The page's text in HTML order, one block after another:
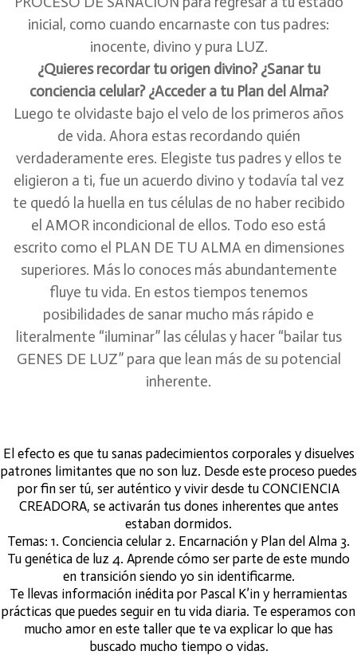
inicial, como cuando encarnaste con tus padres:
inocente, divino y pura LUZ.
¿Quieres recordar tu origen divino? ¿Sanar tu
conciencia celular? ¿Acceder a tu Plan del Alma?
Luego te olvidaste bajo el velo de los primeros años
de vida. Ahora estas recordando quién
verdaderamente eres. Elegiste tus padres y ellos te
eligieron a ti, fue un acuerdo divino y todavía tal vez
te quedó la huella en tus células de no haber recibido
el AMOR incondicional de ellos. Todo eso está
escrito como el PLAN DE TU ALMA en dimensiones
superiores. Más lo conoces más abundantemente
fluye tu vida. En estos tiempos tenemos
posibilidades de sanar mucho más rápido e
literalmente “iluminar” las células y hacer “bailar tus
GENES DE LUZ” para que lean más de su potencial
inherente.
El efecto es que tu sanas padecimientos corporales y disuelves
patrones limitantes que no son luz. Desde este proceso puedes
por fin ser tú, ser auténtico y vivir desde tu CONCIENCIA
CREADORA, se activarán tus dones inherentes que antes
estaban dormidos.
Temas: 1. Conciencia celular 2. Encarnación y Plan del Alma 3.
Tu genética de luz 4. Aprende cómo ser parte de este mundo
en transición siendo yo sin identificarme.
Te llevas información inédita por Pascal K’in y herramientas
prácticas que puedes seguir en tu vida diaria. Te esperamos con
mucho amor en este taller que te va explicar lo que has
buscado mucho tiempo o vidas.